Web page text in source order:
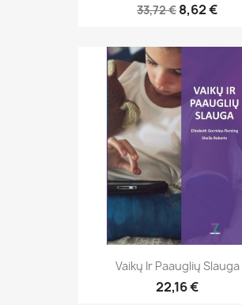
33,72 € 8,62 €
Vaikų Ir Paauglių Slauga
22,16 €